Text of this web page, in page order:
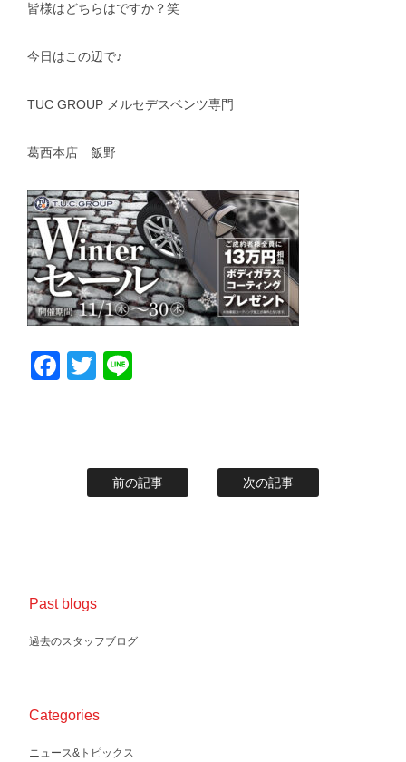
皆様はどちらはですか？笑
今日はこの辺で♪
TUC GROUP メルセデスベンツ専門
葛西本店 飯野
Facebook
Twitter
前の記事 次の記事
Past blogs
過去のスタッフブログ
Categories
ニュース&トピックス